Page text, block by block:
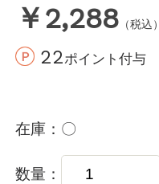
￥2,288 （税込）
22ポイント付与
在庫 〇
数量